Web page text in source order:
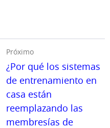
Próximo
¿Por qué los sistemas
de entrenamiento en
casa están
reemplazando las
membresías de